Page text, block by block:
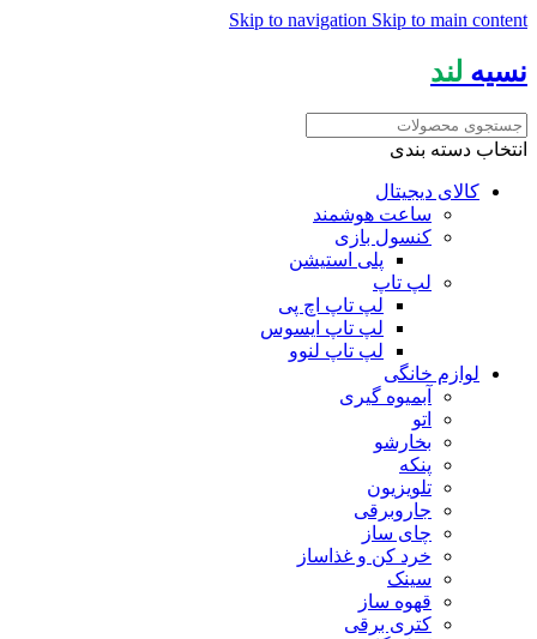
Skip to navigation Skip to main content
نسیه لند
انتخاب دسته بندی
کالای دیجیتال
ساعت هوشمند
کنسول بازی
پلی استیشن
لپ تاپ
لپ تاپ اچ پی
لپ تاپ ایسوس
لپ تاپ لنوو
لوازم خانگی
آبمیوه گیری
اتو
بخارشو
پنکه
تلویزیون
جاروبرقی
چای ساز
خرد کن و غذاساز
سینک
قهوه ساز
کتری برقی